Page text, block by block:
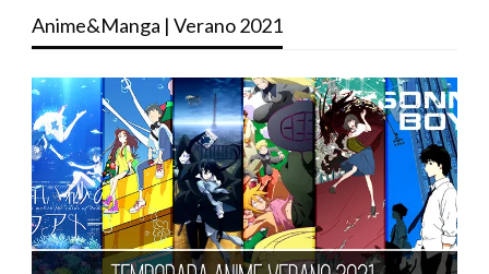
Anime&Manga | Verano 2021